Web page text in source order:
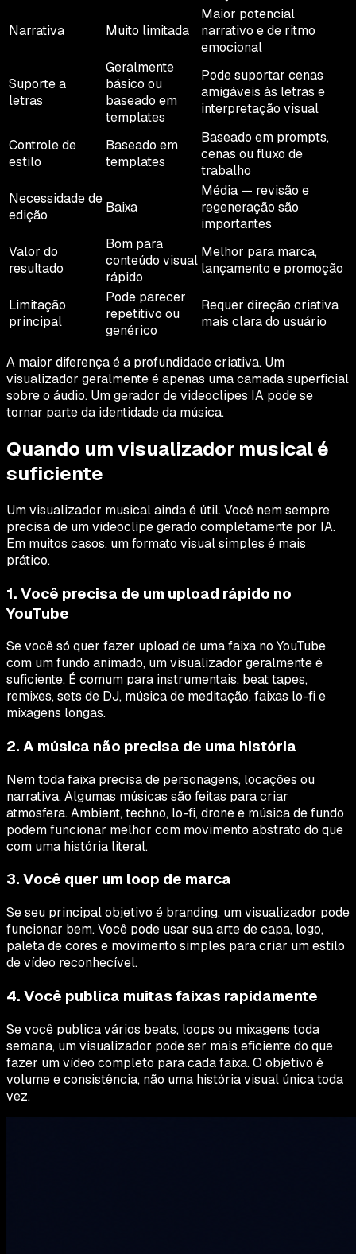
Narrativa Muito limitada
Maior potencial
narrativo e de ritmo
emocional
Suporte a
letras
Geralmente
básico ou
baseado em
templates
Pode suportar cenas
amigáveis às letras e
interpretação visual
Controle de
estilo
Baseado em
templates
Baseado em prompts,
cenas ou fluxo de
trabalho
Necessidade de
edição
Baixa
Média — revisão e
regeneração são
importantes
Valor do
resultado
Bom para
conteúdo visual
rápido
Melhor para marca,
lançamento e promoção
Limitação
principal
Pode parecer
repetitivo ou
genérico
Requer direção criativa
mais clara do usuário
A maior diferença é a profundidade criativa. Um
visualizador geralmente é apenas uma camada superficial
sobre o áudio. Um gerador de videoclipes IA pode se
tornar parte da identidade da música.
Quando um visualizador musical é
suficiente
Um visualizador musical ainda é útil. Você nem sempre
precisa de um videoclipe gerado completamente por IA.
Em muitos casos, um formato visual simples é mais
prático.
1. Você precisa de um upload rápido no
YouTube
Se você só quer fazer upload de uma faixa no YouTube
com um fundo animado, um visualizador geralmente é
suficiente. É comum para instrumentais, beat tapes,
remixes, sets de DJ, música de meditação, faixas lo-fi e
mixagens longas.
2. A música não precisa de uma história
Nem toda faixa precisa de personagens, locações ou
narrativa. Algumas músicas são feitas para criar
atmosfera. Ambient, techno, lo-fi, drone e música de fundo
podem funcionar melhor com movimento abstrato do que
com uma história literal.
3. Você quer um loop de marca
Se seu principal objetivo é branding, um visualizador pode
funcionar bem. Você pode usar sua arte de capa, logo,
paleta de cores e movimento simples para criar um estilo
de vídeo reconhecível.
4. Você publica muitas faixas rapidamente
Se você publica vários beats, loops ou mixagens toda
semana, um visualizador pode ser mais eficiente do que
fazer um vídeo completo para cada faixa. O objetivo é
volume e consistência, não uma história visual única toda
vez.